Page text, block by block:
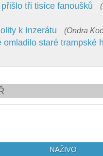
tři tisíce fanoušků
k Inzerátu (Ondra
omladilo staré trampské
NAŽIVO